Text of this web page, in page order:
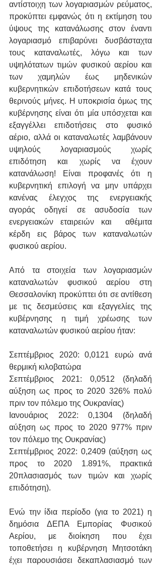
αντίστοιχη των λογαριασμών ρεύματος,
προκύπτει εμφανώς ότι η εκτίμηση του
ύψους της κατανάλωσης στον έναντι
λογαριασμό επιβαρύνει δυσβάσταχτα
τους καταναλωτές, λόγω και των
υψηλότατων τιμών φυσικού αερίου και
των χαμηλών έως μηδενικών
κυβερνητικών επιδοτήσεων κατά τους
θερινούς μήνες. Η υποκρισία όμως της
κυβέρνησης είναι ότι μία υπόσχεται και
εξαγγέλλει επιδοτήσεις στο φυσικό
αέριο, αλλά οι καταναλωτές λαμβάνουν
υψηλούς λογαριασμούς χωρίς
επιδότηση και χωρίς να έχουν
κατανάλωση! Είναι προφανές ότι η
κυβερνητική επιλογή να μην υπάρχει
κανένας έλεγχος της ενεργειακής
αγοράς οδηγεί σε ασυδοσία των
ενεργειακών εταιρειών και  αθέμιτα
κέρδη εις βάρος των καταναλωτών
φυσικού αερίου.
Από τα στοιχεία των λογαριασμών
καταναλωτών φυσικού αερίου στη
Θεσσαλονίκη προκύπτει ότι σε αντίθεση
με τις δεσμεύσεις και εξαγγελίες της
κυβέρνησης η τιμή χρέωσης των
καταναλωτών φυσικού αερίου ήταν:
Σεπτέμβριος 2020: 0,0121 ευρώ ανά
θερμική κιλοβατώρα
Σεπτέμβριος 2021: 0,0512 (δηλαδή
αύξηση ως προς το 2020 326% πολύ
πριν τον πόλεμο της Ουκρανίας)
Ιανουάριος 2022: 0,1304 (δηλαδή
αύξηση ως προς το 2020 977% πριν
τον πόλεμο της Ουκρανίας)
Σεπτέμβριος 2022: 0,2409 (αύξηση ως
προς το 2020 1.891%, πρακτικά
20πλασιασμός των τιμών και χωρίς
επιδότηση).
Ενώ την ίδια περίοδο (για το 2021) η
δημόσια ΔΕΠΑ Εμπορίας Φυσικού
Αερίου, με διοίκηση που έχει
τοποθετήσει η κυβέρνηση Μητσοτάκη
έχει παρουσιάσει δεκαπλασιασμό των